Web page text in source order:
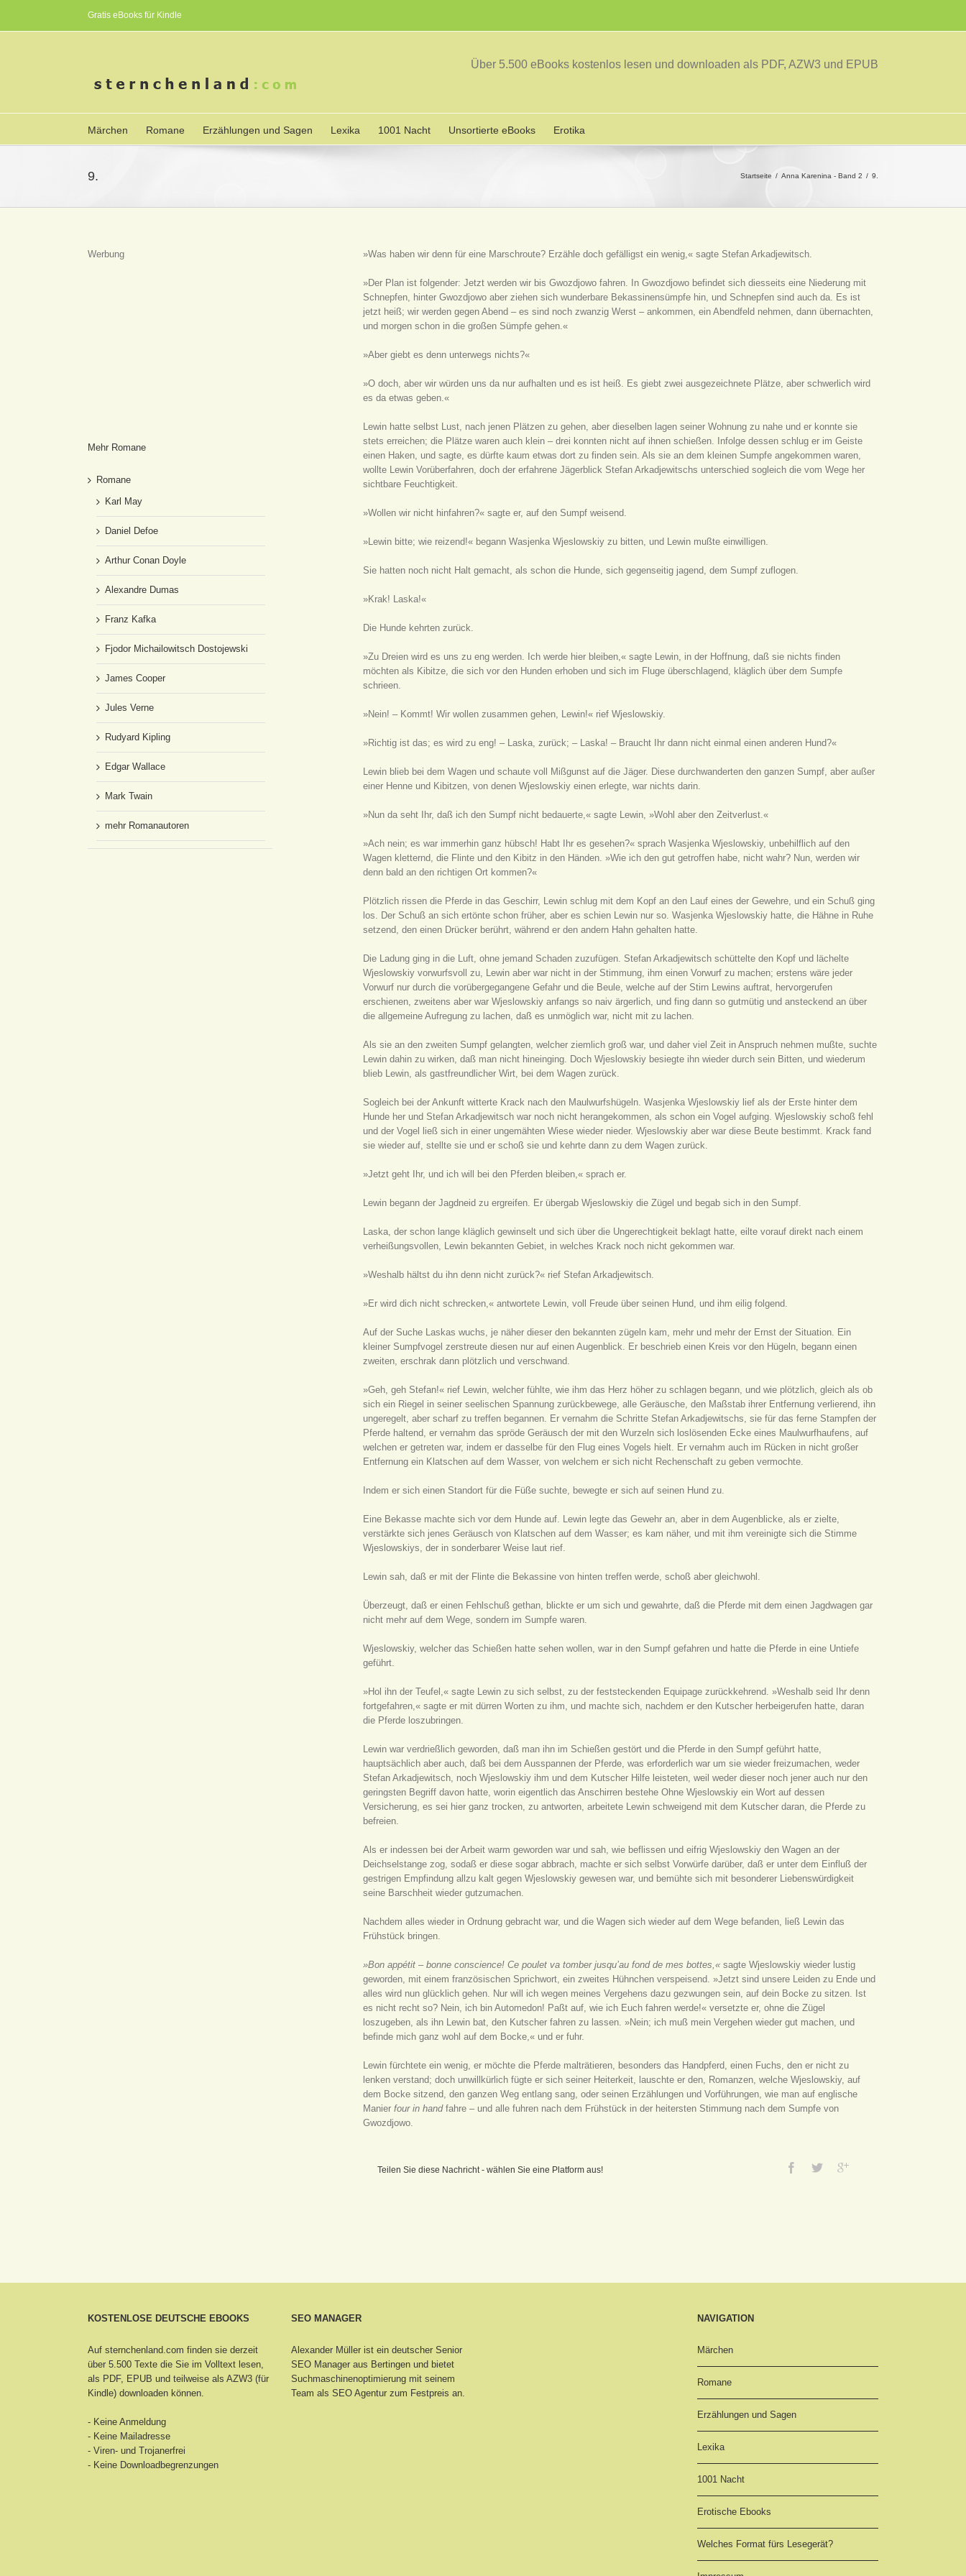
Gratis eBooks für Kindle
Über 5.500 eBooks kostenlos lesen und downloaden als PDF, AZW3 und EPUB
Märchen Romane Erzählungen und Sagen Lexika 1001 Nacht Unsortierte eBooks Erotika
9. Startseite Anna Karenina - Band 2 9.
»Was haben wir denn für eine Marschroute? Erzähle doch gefälligst ein wenig,« sagte Stefan Arkadjewitsch.
»Der Plan ist folgender: Jetzt werden wir bis Gwozdjowo fahren. In Gwozdjowo befindet sich diesseits eine Niederung mit
Schnepfen, hinter Gwozdjowo aber ziehen sich wunderbare Bekassinensümpfe hin, und Schnepfen sind auch da. Es ist
jetzt heiß; wir werden gegen Abend – es sind noch zwanzig Werst – ankommen, ein Abendfeld nehmen, dann übernachten,
und morgen schon in die großen Sümpfe gehen.«
»Aber giebt es denn unterwegs nichts?«
»O doch, aber wir würden uns da nur aufhalten und es ist heiß. Es giebt zwei ausgezeichnete Plätze, aber schwerlich wird
es da etwas geben.«
Lewin hatte selbst Lust, nach jenen Plätzen zu gehen, aber dieselben lagen seiner Wohnung zu nahe und er konnte sie
stets erreichen; die Plätze waren auch klein – drei konnten nicht auf ihnen schießen. Infolge dessen schlug er im Geiste
einen Haken, und sagte, es dürfte kaum etwas dort zu finden sein. Als sie an dem kleinen Sumpfe angekommen waren,
wollte Lewin Vorüberfahren, doch der erfahrene Jägerblick Stefan Arkadjewitschs unterschied sogleich die vom Wege her
sichtbare Feuchtigkeit.
»Wollen wir nicht hinfahren?« sagte er, auf den Sumpf weisend.
»Lewin bitte; wie reizend!« begann Wasjenka Wjeslowskiy zu bitten, und Lewin mußte einwilligen.
Sie hatten noch nicht Halt gemacht, als schon die Hunde, sich gegenseitig jagend, dem Sumpf zuflogen.
»Krak! Laska!«
Die Hunde kehrten zurück.
»Zu Dreien wird es uns zu eng werden. Ich werde hier bleiben,« sagte Lewin, in der Hoffnung, daß sie nichts finden
möchten als Kibitze, die sich vor den Hunden erhoben und sich im Fluge überschlagend, kläglich über dem Sumpfe
schrieen.
»Nein! – Kommt! Wir wollen zusammen gehen, Lewin!« rief Wjeslowskiy.
»Richtig ist das; es wird zu eng! – Laska, zurück; – Laska! – Braucht Ihr dann nicht einmal einen anderen Hund?«
Lewin blieb bei dem Wagen und schaute voll Mißgunst auf die Jäger. Diese durchwanderten den ganzen Sumpf, aber außer
einer Henne und Kibitzen, von denen Wjeslowskiy einen erlegte, war nichts darin.
»Nun da seht Ihr, daß ich den Sumpf nicht bedauerte,« sagte Lewin, »Wohl aber den Zeitverlust.«
»Ach nein; es war immerhin ganz hübsch! Habt Ihr es gesehen?« sprach Wasjenka Wjeslowskiy, unbehilflich auf den
Wagen kletternd, die Flinte und den Kibitz in den Händen. »Wie ich den gut getroffen habe, nicht wahr? Nun, werden wir
denn bald an den richtigen Ort kommen?«
Plötzlich rissen die Pferde in das Geschirr, Lewin schlug mit dem Kopf an den Lauf eines der Gewehre, und ein Schuß ging
los. Der Schuß an sich ertönte schon früher, aber es schien Lewin nur so. Wasjenka Wjeslowskiy hatte, die Hähne in Ruhe
setzend, den einen Drücker berührt, während er den andern Hahn gehalten hatte.
Die Ladung ging in die Luft, ohne jemand Schaden zuzufügen. Stefan Arkadjewitsch schüttelte den Kopf und lächelte
Wjeslowskiy vorwurfsvoll zu, Lewin aber war nicht in der Stimmung, ihm einen Vorwurf zu machen; erstens wäre jeder
Vorwurf nur durch die vorübergegangene Gefahr und die Beule, welche auf der Stirn Lewins auftrat, hervorgerufen
erschienen, zweitens aber war Wjeslowskiy anfangs so naiv ärgerlich, und fing dann so gutmütig und ansteckend an über
die allgemeine Aufregung zu lachen, daß es unmöglich war, nicht mit zu lachen.
Als sie an den zweiten Sumpf gelangten, welcher ziemlich groß war, und daher viel Zeit in Anspruch nehmen mußte, suchte
Lewin dahin zu wirken, daß man nicht hineinging. Doch Wjeslowskiy besiegte ihn wieder durch sein Bitten, und wiederum
blieb Lewin, als gastfreundlicher Wirt, bei dem Wagen zurück.
Sogleich bei der Ankunft witterte Krack nach den Maulwurfshügeln. Wasjenka Wjeslowskiy lief als der Erste hinter dem
Hunde her und Stefan Arkadjewitsch war noch nicht herangekommen, als schon ein Vogel aufging. Wjeslowskiy schoß fehl
und der Vogel ließ sich in einer ungemähten Wiese wieder nieder. Wjeslowskiy aber war diese Beute bestimmt. Krack fand
sie wieder auf, stellte sie und er schoß sie und kehrte dann zu dem Wagen zurück.
»Jetzt geht Ihr, und ich will bei den Pferden bleiben,« sprach er.
Lewin begann der Jagdneid zu ergreifen. Er übergab Wjeslowskiy die Zügel und begab sich in den Sumpf.
Laska, der schon lange kläglich gewinselt und sich über die Ungerechtigkeit beklagt hatte, eilte vorauf direkt nach einem
verheißungsvollen, Lewin bekannten Gebiet, in welches Krack noch nicht gekommen war.
»Weshalb hältst du ihn denn nicht zurück?« rief Stefan Arkadjewitsch.
»Er wird dich nicht schrecken,« antwortete Lewin, voll Freude über seinen Hund, und ihm eilig folgend.
Auf der Suche Laskas wuchs, je näher dieser den bekannten zügeln kam, mehr und mehr der Ernst der Situation. Ein
kleiner Sumpfvogel zerstreute diesen nur auf einen Augenblick. Er beschrieb einen Kreis vor den Hügeln, begann einen
zweiten, erschrak dann plötzlich und verschwand.
»Geh, geh Stefan!« rief Lewin, welcher fühlte, wie ihm das Herz höher zu schlagen begann, und wie plötzlich, gleich als ob
sich ein Riegel in seiner seelischen Spannung zurückbewege, alle Geräusche, den Maßstab ihrer Entfernung verlierend, ihn
ungeregelt, aber scharf zu treffen begannen. Er vernahm die Schritte Stefan Arkadjewitschs, sie für das ferne Stampfen der
Pferde haltend, er vernahm das spröde Geräusch der mit den Wurzeln sich loslösenden Ecke eines Maulwurfhaufens, auf
welchen er getreten war, indem er dasselbe für den Flug eines Vogels hielt. Er vernahm auch im Rücken in nicht großer
Entfernung ein Klatschen auf dem Wasser, von welchem er sich nicht Rechenschaft zu geben vermochte.
Indem er sich einen Standort für die Füße suchte, bewegte er sich auf seinen Hund zu.
Eine Bekasse machte sich vor dem Hunde auf. Lewin legte das Gewehr an, aber in dem Augenblicke, als er zielte,
verstärkte sich jenes Geräusch von Klatschen auf dem Wasser; es kam näher, und mit ihm vereinigte sich die Stimme
Wjeslowskiys, der in sonderbarer Weise laut rief.
Lewin sah, daß er mit der Flinte die Bekassine von hinten treffen werde, schoß aber gleichwohl.
Überzeugt, daß er einen Fehlschuß gethan, blickte er um sich und gewahrte, daß die Pferde mit dem einen Jagdwagen gar
nicht mehr auf dem Wege, sondern im Sumpfe waren.
Wjeslowskiy, welcher das Schießen hatte sehen wollen, war in den Sumpf gefahren und hatte die Pferde in eine Untiefe
geführt.
»Hol ihn der Teufel,« sagte Lewin zu sich selbst, zu der feststeckenden Equipage zurückkehrend. »Weshalb seid Ihr denn
fortgefahren,« sagte er mit dürren Worten zu ihm, und machte sich, nachdem er den Kutscher herbeigerufen hatte, daran
die Pferde loszubringen.
Lewin war verdrießlich geworden, daß man ihn im Schießen gestört und die Pferde in den Sumpf geführt hatte,
hauptsächlich aber auch, daß bei dem Ausspannen der Pferde, was erforderlich war um sie wieder freizumachen, weder
Stefan Arkadjewitsch, noch Wjeslowskiy ihm und dem Kutscher Hilfe leisteten, weil weder dieser noch jener auch nur den
geringsten Begriff davon hatte, worin eigentlich das Anschirren bestehe Ohne Wjeslowskiy ein Wort auf dessen
Versicherung, es sei hier ganz trocken, zu antworten, arbeitete Lewin schweigend mit dem Kutscher daran, die Pferde zu
befreien.
Als er indessen bei der Arbeit warm geworden war und sah, wie beflissen und eifrig Wjeslowskiy den Wagen an der
Deichselstange zog, sodaß er diese sogar abbrach, machte er sich selbst Vorwürfe darüber, daß er unter dem Einfluß der
gestrigen Empfindung allzu kalt gegen Wjeslowskiy gewesen war, und bemühte sich mit besonderer Liebenswürdigkeit
seine Barschheit wieder gutzumachen.
Nachdem alles wieder in Ordnung gebracht war, und die Wagen sich wieder auf dem Wege befanden, ließ Lewin das
Frühstück bringen.
»Bon appétit – bonne conscience! Ce poulet va tomber jusqu’au fond de mes bottes,« sagte Wjeslowskiy wieder lustig
geworden, mit einem französischen Sprichwort, ein zweites Hühnchen verspeisend. »Jetzt sind unsere Leiden zu Ende und
alles wird nun glücklich gehen. Nur will ich wegen meines Vergehens dazu gezwungen sein, auf dein Bocke zu sitzen. Ist
es nicht recht so? Nein, ich bin Automedon! Paßt auf, wie ich Euch fahren werde!« versetzte er, ohne die Zügel
loszugeben, als ihn Lewin bat, den Kutscher fahren zu lassen. »Nein; ich muß mein Vergehen wieder gut machen, und
befinde mich ganz wohl auf dem Bocke,« und er fuhr.
Lewin fürchtete ein wenig, er möchte die Pferde malträtieren, besonders das Handpferd, einen Fuchs, den er nicht zu
lenken verstand; doch unwillkürlich fügte er sich seiner Heiterkeit, lauschte er den, Romanzen, welche Wjeslowskiy, auf
dem Bocke sitzend, den ganzen Weg entlang sang, oder seinen Erzählungen und Vorführungen, wie man auf englische
Manierfour in handfahre – und alle fuhren nach dem Frühstück in der heitersten Stimmung nach dem Sumpfe von
Gwozdjowo.
Teilen Sie diese Nachricht - wählen Sie eine Platform aus!
Werbung
Mehr Romane
Romane
Karl May
Daniel Defoe
Arthur Conan Doyle
Alexandre Dumas
Franz Kafka
Fjodor Michailowitsch Dostojewski
James Cooper
Jules Verne
Rudyard Kipling
Edgar Wallace
Mark Twain
mehr Romanautoren
KOSTENLOSE DEUTSCHE EBOOKS
Auf sternchenland.com finden sie derzeit
über 5.500 Texte die Sie im Volltext lesen,
als PDF, EPUB und teilweise als AZW3 (für
Kindle) downloaden können.
- Keine Anmeldung
- Keine Mailadresse
- Viren- und Trojanerfrei
- Keine Downloadbegrenzungen
SEO MANAGER
Alexander Müller ist ein deutscher Senior
SEO Manager aus Bertingenund bietet
Suchmaschinenoptimierung mit seinem
Team als SEO Agentur zum Festpreis an.
NAVIGATION
Märchen
Romane
Erzählungen und Sagen
Lexika
1001 Nacht
Erotische Ebooks
Welches Format fürs Lesegerät?